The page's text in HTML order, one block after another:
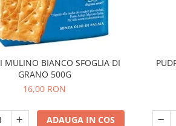
MULINO BIANCO SFOGLIA DI
GRANO 500G
16,00 RON
ADAUGA IN COS